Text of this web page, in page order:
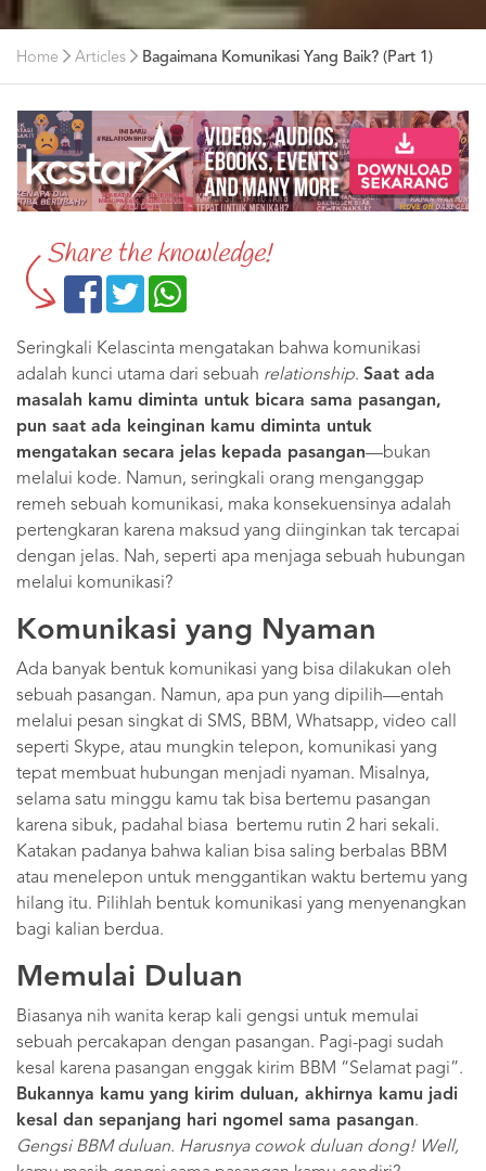
Home Articles Bagaimana Komunikasi Yang Baik? (Part 1)
Share the knowledge!
Seringkali Kelascinta mengatakan bahwa komunikasi
adalah kunci utama dari sebuah relationship. Saat ada
masalah kamu diminta untuk bicara sama pasangan,
pun saat ada keinginan kamu diminta untuk
mengatakan secara jelas kepada pasangan—bukan
melalui kode. Namun, seringkali orang menganggap
remeh sebuah komunikasi, maka konsekuensinya adalah
pertengkaran karena maksud yang diinginkan tak tercapai
dengan jelas. Nah, seperti apa menjaga sebuah hubungan
melalui komunikasi?
Komunikasi yang Nyaman
Ada banyak bentuk komunikasi yang bisa dilakukan oleh
sebuah pasangan. Namun, apa pun yang dipilih—entah
melalui pesan singkat di SMS, BBM, Whatsapp, video call
seperti Skype, atau mungkin telepon, komunikasi yang
tepat membuat hubungan menjadi nyaman. Misalnya,
selama satu minggu kamu tak bisa bertemu pasangan
karena sibuk, padahal biasa bertemu rutin 2 hari sekali.
Katakan padanya bahwa kalian bisa saling berbalas BBM
atau menelepon untuk menggantikan waktu bertemu yang
hilang itu. Pilihlah bentuk komunikasi yang menyenangkan
bagi kalian berdua.
Memulai Duluan
Biasanya nih wanita kerap kali gengsi untuk memulai
sebuah percakapan dengan pasangan. Pagi-pagi sudah
kesal karena pasangan enggak kirim BBM “Selamat pagi”.
Bukannya kamu yang kirim duluan, akhirnya kamu jadi
kesal dan sepanjang hari ngomel sama pasangan.
Gengsi BBM duluan. Harusnya cowok duluan dong! Well,